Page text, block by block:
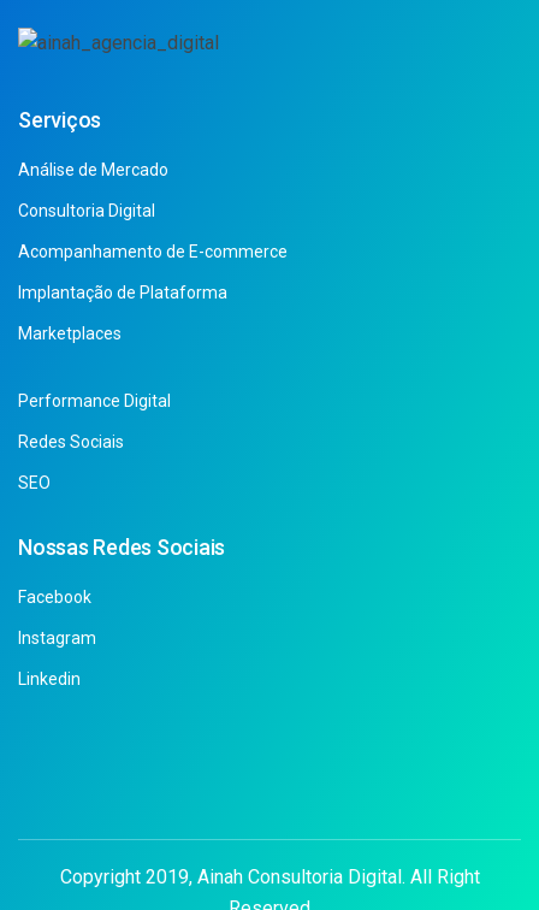
Serviços
Análise de Mercado
Consultoria Digital
Acompanhamento de E-commerce
Implantação de Plataforma
Marketplaces
Performance Digital
Redes Sociais
SEO
Nossas Redes Sociais
Facebook
Instagram
Linkedin
Copyright 2019, Ainah Consultoria Digital. All Right